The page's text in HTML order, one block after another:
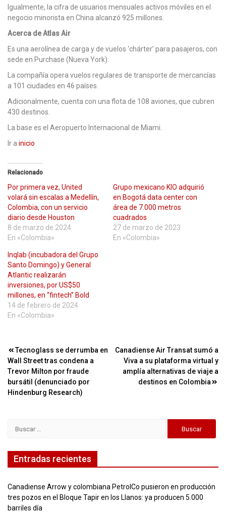
Igualmente, la cifra de usuarios mensuales activos móviles en el
negocio minorista en China alcanzó 925 millones.
Acerca de Atlas Air
Es una aerolínea de carga y de vuelos ‘chárter’ para pasajeros, con
sede en Purchase (Nueva York).
La compañía opera vuelos regulares de transporte de mercancías
a 101 ciudades en 46 países.
Adicionalmente, cuenta con una flota de 108 aviones, que cubren
430 destinos.
La base es el Aeropuerto Internacional de Miami.
Ir a inicio
Relacionado
Por primera vez, United
volará sin escalas a Medellín,
Colombia, con un servicio
diario desde Houston
8 de marzo de 2024
En «Colombia»
Grupo mexicano KIO adquirió
en Bogotá data center con
área de 7.000 metros
cuadrados
27 de marzo de 2023
En «Colombia»
Inqlab (incubadora del Grupo
Santo Domingo) y General
Atlantic realizarán
inversiones, por US$50
millones, en “fintech” Bold
14 de febrero de 2024
En «Colombia»
Navegación
de
entradas
Tecnoglass se derrumba en
Wall Street tras condena a
Trevor Milton por fraude
bursátil (denunciado por
Hindenburg Research)
Canadiense Air Transat sumó a
Viva a su plataforma virtual y
amplía alternativas de viaje a
destinos en Colombia
Entradas recientes
Canadiense Arrow y colombiana PetrolCo pusieron en producción
tres pozos en el Bloque Tapir en los Llanos: ya producen 5.000
barriles día